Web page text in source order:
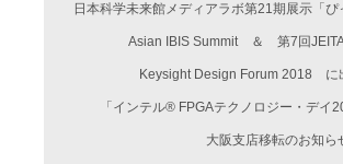
日本科学未来館メディアラボ第21期展示「
Asian IBIS Summit ＆ 第7回
Keysight Design Forum 2018 に
「インテル® FPGAテクノロジー・デイ
大阪支店移転のお知ら